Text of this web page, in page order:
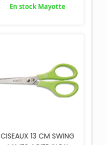
En stock Mayotte
AJOUTER AU PANIER
CISEAUX 13 CM SWING